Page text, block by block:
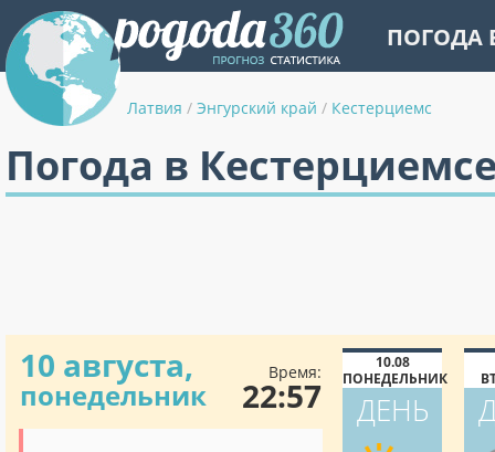
ПОГОДА
Латвия / Энгурский край / Кестерциемс
Погода в
10 августа,
понедельник
Время:
22:57
10.08
ПОНЕДЕЛЬНИК
ДЕНЬ